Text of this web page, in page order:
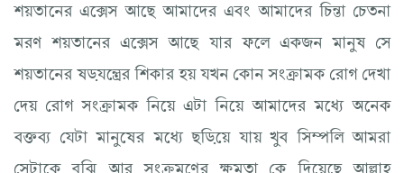
শয়তানের এক্সেস আছে আমাদের এবং আমাদের চিন্তা চেতনা
মরণ শয়তানের এক্সেস আছে যার ফলে একজন মানুষ সে
শয়তানের ষড়যন্ত্রের শিকার হয় যখন কোন সংক্রামক রোগ দেখা
দেয় রোগ সংক্রামক নিয়ে এটা নিয়ে আমাদের মধ্যে অনেক
বক্তব্য যেটা মানুষের মধ্যে ছড়িয়ে যায় খুব সিম্পলি আমরা
সেটাকে বুঝি আর সংক্রমণের ক্ষমতা কে দিয়েছে আল্লাহ